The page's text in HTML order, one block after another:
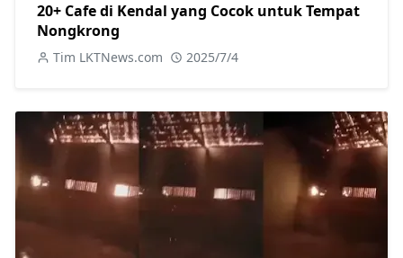
20+ Cafe di Kendal yang Cocok untuk Tempat
Nongkrong
Tim LKTNews.com 2025/7/4